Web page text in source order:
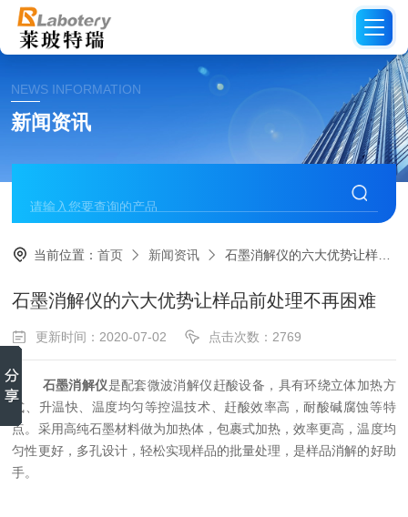
NEWS INFORMATION
新闻资讯
当前位置：首页 新闻资讯 石墨消解仪的六大优势让样品前处理不再困难
石墨消解仪的六大优势让样品前处理不再困难
更新时间：2020-07-02 点击次数：2769
石墨消解仪是配套微波消解仪赶酸设备，具有环绕立体加热方
式、升温快、温度均匀等控温技术、赶酸效率高，耐酸碱腐蚀等特
点。采用高纯石墨材料做为加热体，包裹式加热，效率更高，温度均
匀性更好，多孔设计，轻松实现样品的批量处理，是样品消解的好助
手。